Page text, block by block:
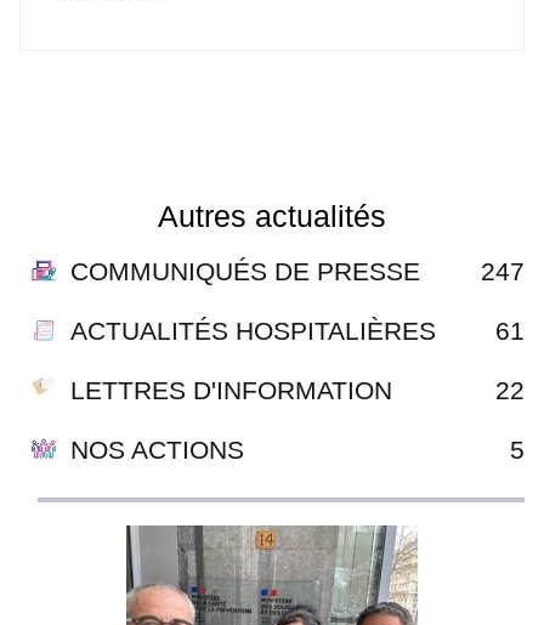
Autres actualités
COMMUNIQUÉS DE PRESSE 247
ACTUALITÉS HOSPITALIÈRES 61
LETTRES D'INFORMATION 22
NOS ACTIONS 5